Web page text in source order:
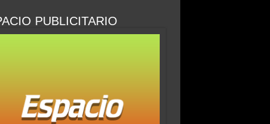
PUBLICITARIO